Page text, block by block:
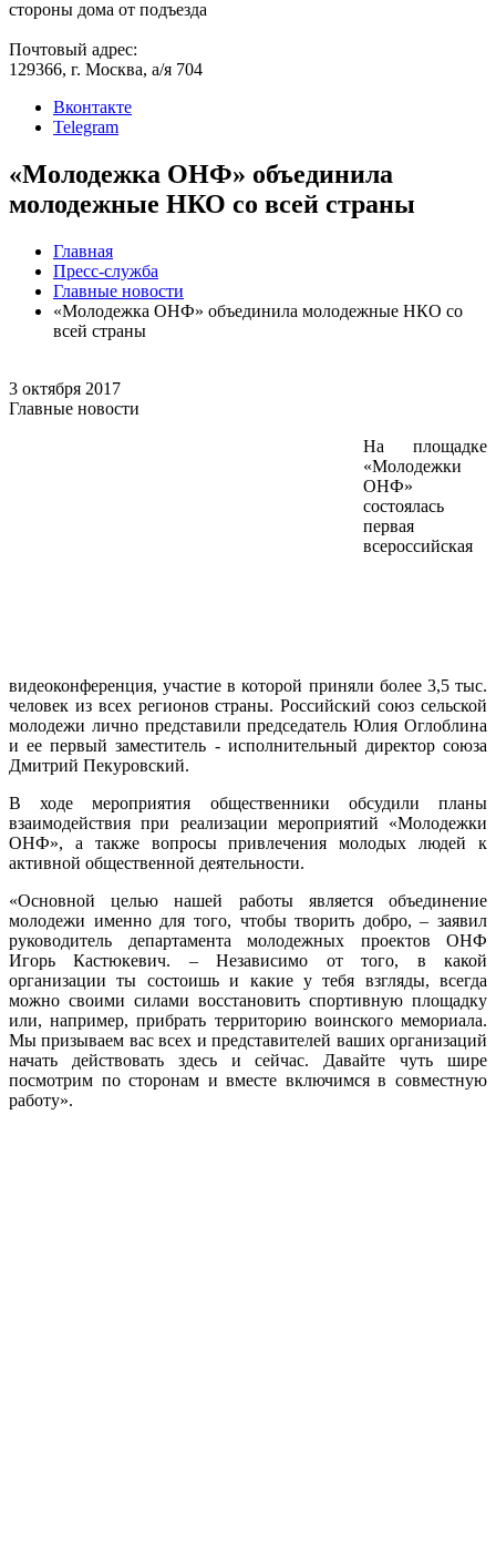
стороны дома от подъезда
Почтовый адрес:
129366, г. Москва, а/я 704
Вконтакте
Telegram
«Молодежка ОНФ» объединила
молодежные НКО со всей страны
Главная
Пресс-служба
Главные новости
«Молодежка ОНФ» объединила молодежные НКО со
всей страны
3 октября 2017
Главные новости
На площадке
«Молодежки
ОНФ»
состоялась
первая
всероссийская
видеоконференция, участие в которой приняли более 3,5 тыс.
человек из всех регионов страны. Российский союз сельской
молодежи лично представили председатель Юлия Оглоблина
и ее первый заместитель - исполнительный директор союза
Дмитрий Пекуровский.
В ходе мероприятия общественники обсудили планы
взаимодействия при реализации мероприятий «Молодежки
ОНФ», а также вопросы привлечения молодых людей к
активной общественной деятельности.
«Основной целью нашей работы является объединение
молодежи именно для того, чтобы творить добро, – заявил
руководитель департамента молодежных проектов ОНФ
Игорь Кастюкевич. – Независимо от того, в какой
организации ты состоишь и какие у тебя взгляды, всегда
можно своими силами восстановить спортивную площадку
или, например, прибрать территорию воинского мемориала.
Мы призываем вас всех и представителей ваших организаций
начать действовать здесь и сейчас. Давайте чуть шире
посмотрим по сторонам и вместе включимся в совместную
работу».